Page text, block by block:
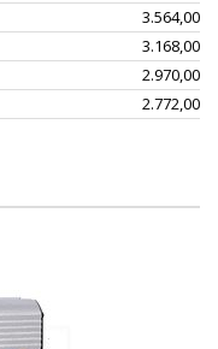
3.564,00
3.168,00
2.970,00
2.772,00